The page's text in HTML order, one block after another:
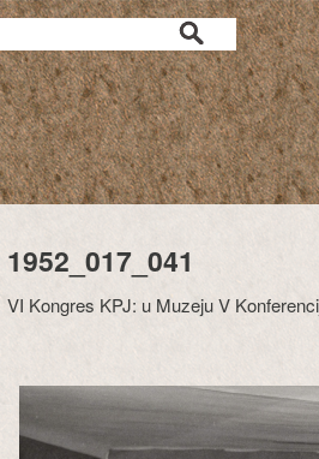
1952_017_041
VI Kongres KPJ: u Muzeju V